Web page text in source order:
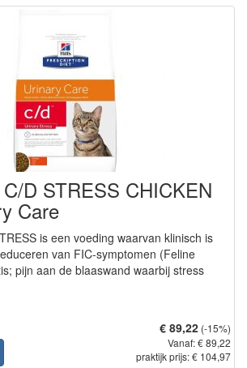
D STRESS CHICKEN
Care
is een voeding waarvan klinisch is
van FIC-symptomen (Feline
pijn aan de blaaswand waarbij stress
€ 89,22 (-15%)
Vanaf: € 89,22
praktijk prijs: € 104,97